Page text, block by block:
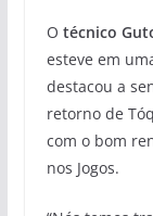
O técnico
esteve em
destacou a
retorno de
com o bom
nos Jogos.